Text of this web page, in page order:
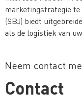
marketingstrategie te
(SBJ) biedt
als de logistiek van
Neem contact
Contact